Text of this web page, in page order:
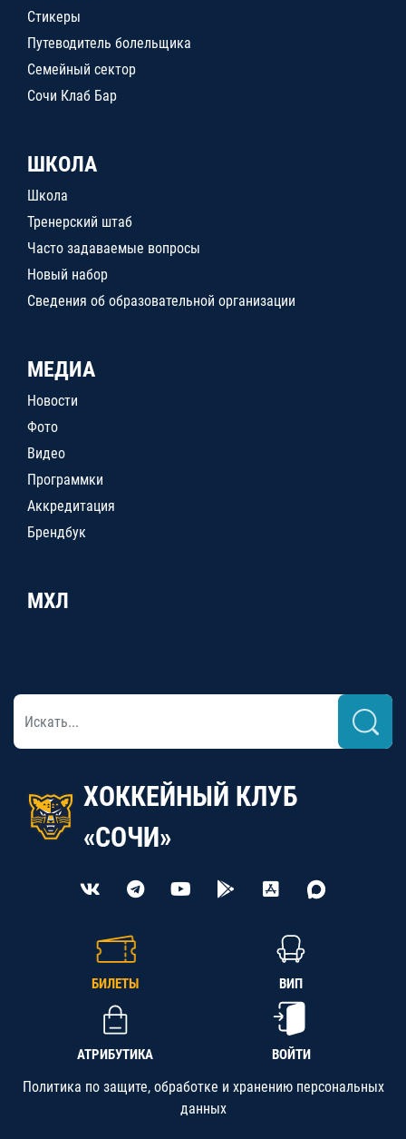
Стикеры
Путеводитель болельщика
Семейный сектор
Сочи Клаб Бар
ШКОЛА
Школа
Тренерский штаб
Часто задаваемые вопросы
Новый набор
Сведения об образовательной организации
МЕДИА
Новости
Фото
Видео
Программки
Аккредитация
Брендбук
МХЛ
ХОККЕЙНЫЙ КЛУБ
«СОЧИ»
БИЛЕТЫ ВИП
АТРИБУТИКА ВОЙТИ
Политика по защите, обработке и хранению персональных
данных